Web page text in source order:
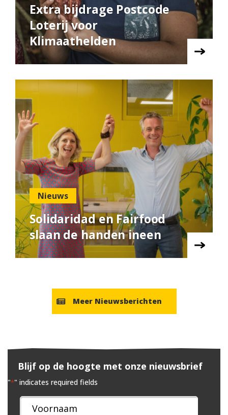
Extra bijdrage Postcode
Loterij voor
Klimaathelden
Nieuws
Solidaridad en Fairfood
slaan de handen ineen
Meer Nieuwsberichten
Blijf op de hoogte met onze nieuwsbrief
"*" indicates required fields
Naam